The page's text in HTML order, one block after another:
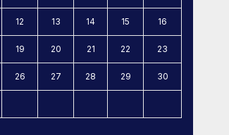
12 13 14 15 16
19 20 21 22 23
26 27 28 29 30